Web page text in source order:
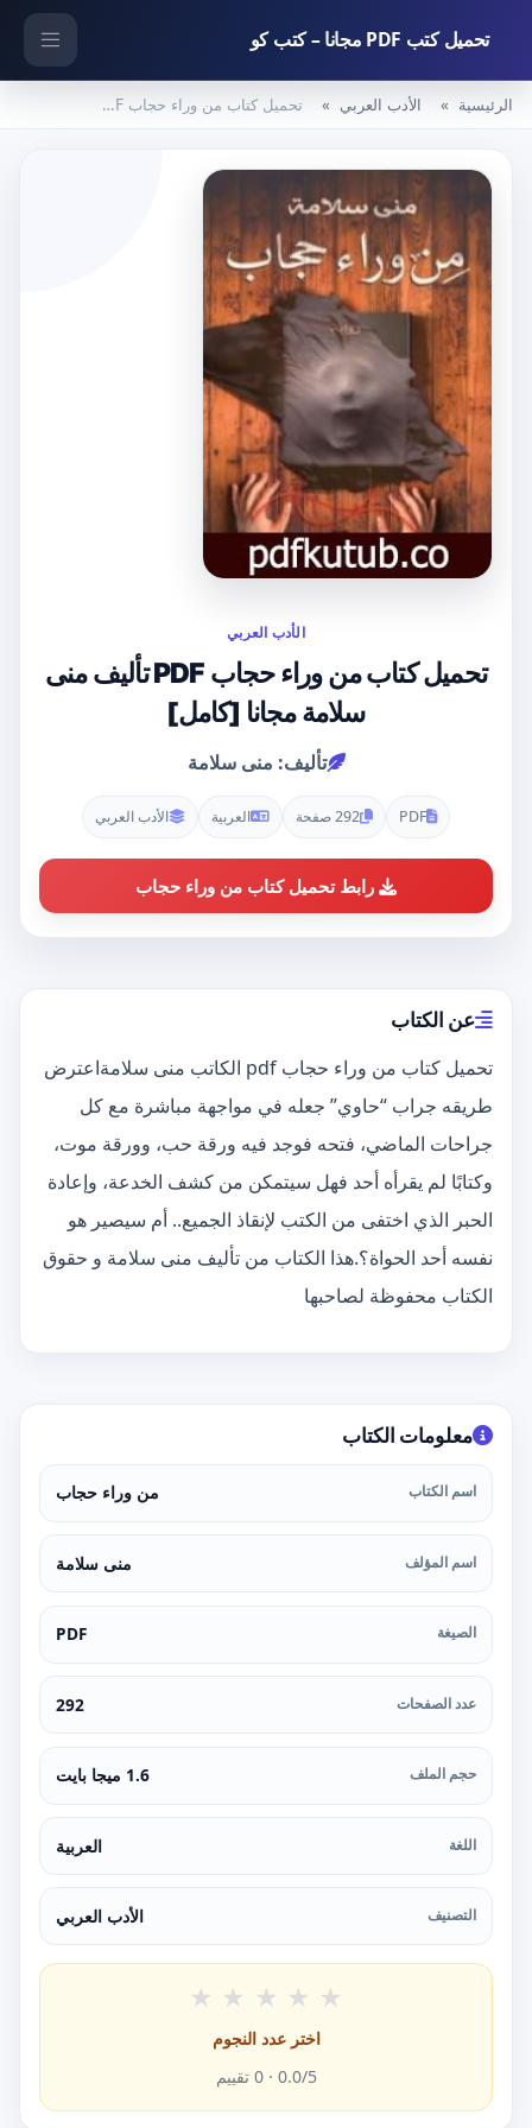
تحميل كتب PDF مجانا – كتب كو
الرئيسية الأدب العربي تحميل كتاب من وراء حجاب PDF تأليف منى سلامة مجانا [كامل]
الأدب العربي
تحميل كتاب من وراء حجاب PDF تأليف منى
سلامة مجانا [كامل]
تأليف: منى سلامة
PDF 292 صفحة العربية الأدب العربي
رابط تحميل كتاب من وراء حجاب
عن الكتاب
تحميل كتاب من وراء حجاب pdf الكاتب منى سلامةاعترض
طريقه جراب “حاوي” جعله في مواجهة مباشرة مع كل
جراحات الماضي، فتحه فوجد فيه ورقة حب، وورقة موت،
وكتابًا لم يقرأه أحد فهل سيتمكن من كشف الخدعة، وإعادة
الحبر الذي اختفى من الكتب لإنقاذ الجميع.. أم سيصير هو
نفسه أحد الحواة؟.هذا الكتاب من تأليف منى سلامة و حقوق
الكتاب محفوظة لصاحبها
معلومات الكتاب
اسم الكتاب من وراء حجاب
اسم المؤلف منى سلامة
الصيغة PDF
عدد الصفحات 292
حجم الملف 1.6 ميجا بايت
اللغة العربية
التصنيف الأدب العربي
★ ★ ★ ★ ★
اختر عدد النجوم
0.0/5 ·
0 تقييم